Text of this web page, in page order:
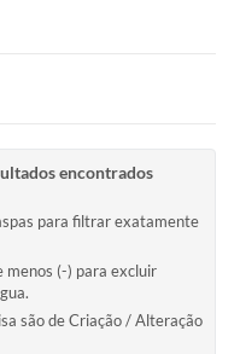
encontrados
para filtrar exatamente
menos (-) para excluir
são de Criação / Alteração